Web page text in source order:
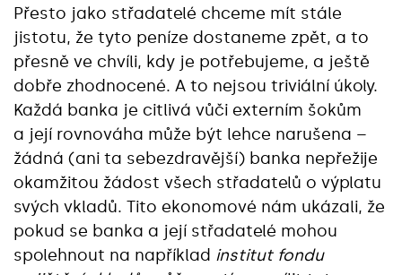
Přesto jako střadatelé chceme mít stále
jistotu, že tyto peníze dostaneme zpět, a to
přesně ve chvíli, kdy je potřebujeme, a ještě
dobře zhodnocené. A to nejsou triviální úkoly.
Každá banka je citlivá vůči externím šokům
a její rovnováha může být lehce narušena –
žádná (ani ta sebezdravější) banka nepřežije
okamžitou žádost všech střadatelů o výplatu
svých vkladů. Tito ekonomové nám ukázali, že
pokud se banka a její střadatelé mohou
spolehnout na například institut fondu